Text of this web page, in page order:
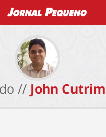
// John Cutrim